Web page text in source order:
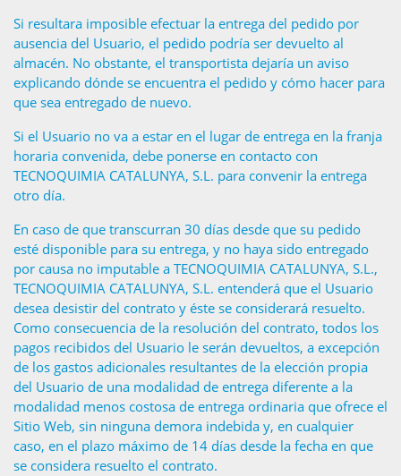
Si resultara imposible efectuar la entrega del pedido por
ausencia del Usuario, el pedido podría ser devuelto al
almacén. No obstante, el transportista dejaría un aviso
explicando dónde se encuentra el pedido y cómo hacer para
que sea entregado de nuevo.
Si el Usuario no va a estar en el lugar de entrega en la franja
horaria convenida, debe ponerse en contacto con
TECNOQUIMIA CATALUNYA, S.L. para convenir la entrega
otro día.
En caso de que transcurran 30 días desde que su pedido
esté disponible para su entrega, y no haya sido entregado
por causa no imputable a TECNOQUIMIA CATALUNYA, S.L.,
TECNOQUIMIA CATALUNYA, S.L. entenderá que el Usuario
desea desistir del contrato y éste se considerará resuelto.
Como consecuencia de la resolución del contrato, todos los
pagos recibidos del Usuario le serán devueltos, a excepción
de los gastos adicionales resultantes de la elección propia
del Usuario de una modalidad de entrega diferente a la
modalidad menos costosa de entrega ordinaria que ofrece el
Sitio Web, sin ninguna demora indebida y, en cualquier
caso, en el plazo máximo de 14 días desde la fecha en que
se considera resuelto el contrato.